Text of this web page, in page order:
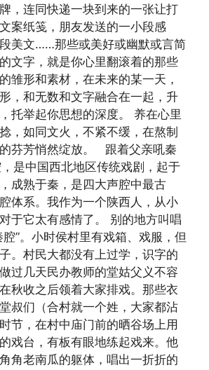
，连同快递一块到来的一张让打
案纸笺，朋友发送的一小段感
美文……那些或美好或幽默或言简
文字，就是你心里翻滚着的那些
雏形和素材，在未来的某一天，
，和无数和文字融合在一起，升
托举起你思想的深度。 养在心里
，如同文火，不紧不缓，在熬制
芬芳悄然绽放。 跟着父亲吼秦
是中国西北地区传统戏剧，起于
成熟于秦，是四大声腔中最古
体系。我作为一个陕西人，从小
于它太有感情了。 别的地方叫唱
”。小时侯村里有戏箱、戏服，但
。村民大都没有上过学，识字的
过几天民办教师的堂姑父义不容
秋收之后领着大家排戏。那些衣
叔们（合村就一个姓，大家都沾
节，在村中庙门前的晒谷场上用
戏台，有板有眼地练起戏来。他
角老南瓜的躯体，唱出一折折的